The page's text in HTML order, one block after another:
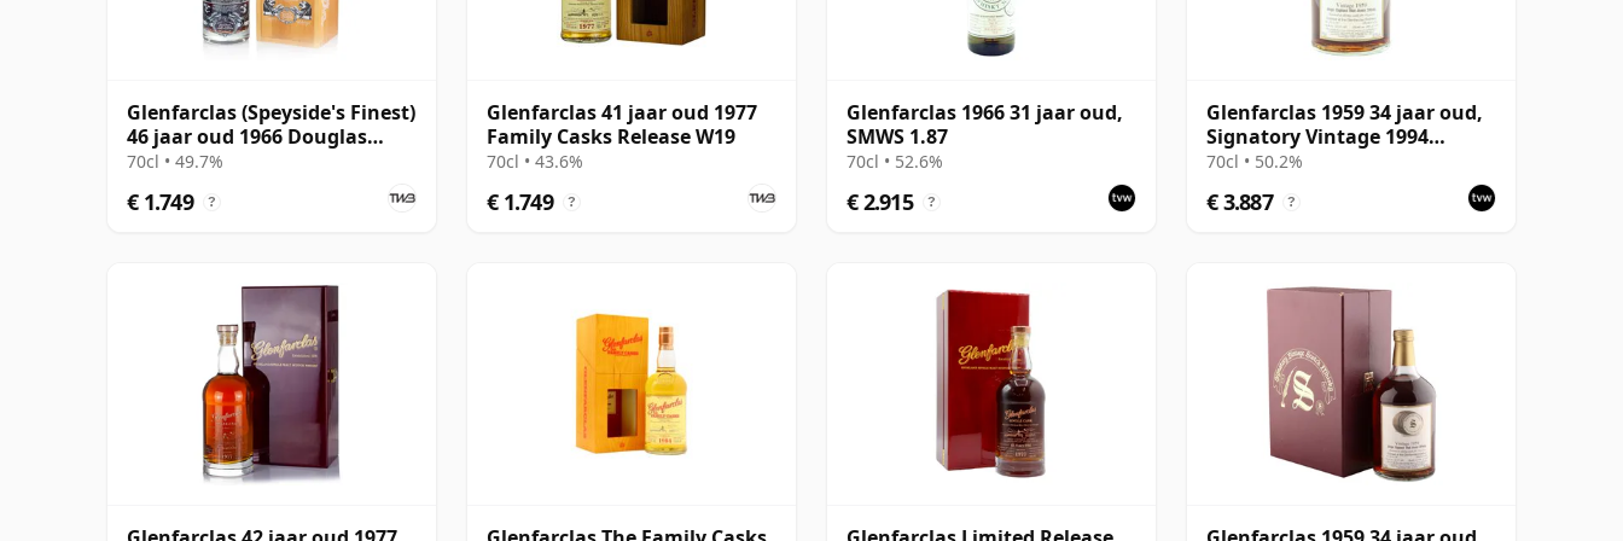
Glenfarclas (Speyside's Finest)
46 jaar oud 1966 Douglas
Laing Director's Cut
70cl • 49.7%
€ 1.749 ?
Glenfarclas 41 jaar oud 1977
Family Casks Release W19
70cl • 43.6%
€ 1.749 ?
Glenfarclas 1966 31 jaar oud,
SMWS 1.87
70cl • 52.6%
€ 2.915 ?
Glenfarclas 1959 34 jaar oud,
Signatory Vintage 1994
Bottling
70cl • 50.2%
€ 3.887 ?